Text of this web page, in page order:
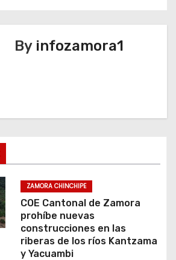
By infozamora1
ZAMORA CHINCHIPE
COE Cantonal de Zamora
prohíbe nuevas
construcciones en las
riberas de los ríos Kantzama
y Yacuambi